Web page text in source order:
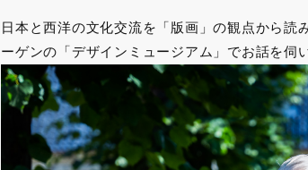
日本と西洋の文化交流を「版画」の観点から読
ーゲンの「デザインミュージアム」でお話を伺